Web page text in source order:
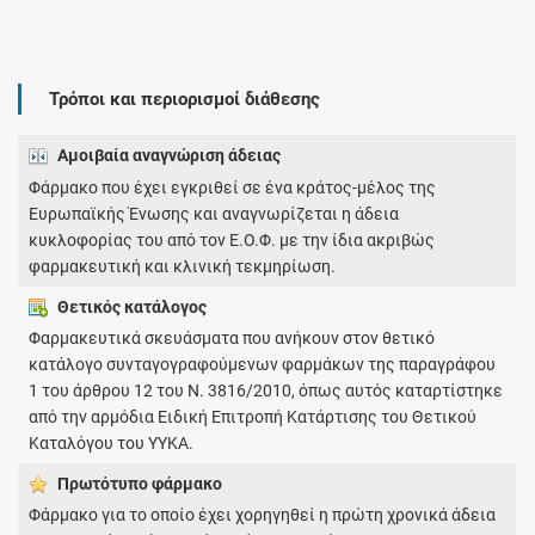
Τρόποι και περιορισμοί διάθεσης
Αμοιβαία αναγνώριση άδειας
Φάρμακο που έχει εγκριθεί σε ένα κράτος-μέλος της
Ευρωπαϊκής Ένωσης και αναγνωρίζεται η άδεια
κυκλοφορίας του από τον Ε.Ο.Φ. με την ίδια ακριβώς
φαρμακευτική και κλινική τεκμηρίωση.
Θετικός κατάλογος
Φαρμακευτικά σκευάσματα που ανήκουν στον θετικό
κατάλογο συνταγογραφούμενων φαρμάκων της παραγράφου
1 του άρθρου 12 του Ν. 3816/2010, όπως αυτός καταρτίστηκε
από την αρμόδια Ειδική Επιτροπή Κατάρτισης του Θετικού
Καταλόγου του ΥΥΚΑ.
Πρωτότυπο φάρμακo
Φάρμακο για το οποίο έχει χορηγηθεί η πρώτη χρονικά άδεια